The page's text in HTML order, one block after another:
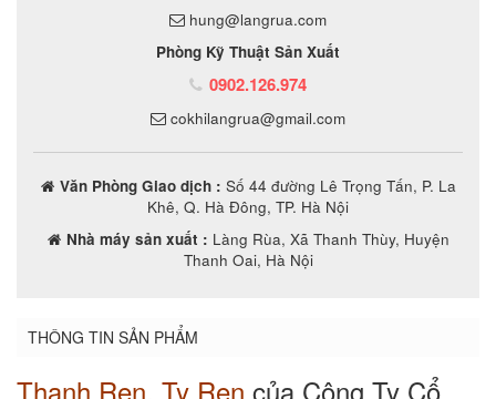
hung@langrua.com
Phòng Kỹ Thuật Sản Xuất
0902.126.974
cokhilangrua@gmail.com
Văn Phòng Giao dịch : Số 44 đường Lê Trọng Tấn, P. La
Khê, Q. Hà Đông, TP. Hà Nội
Nhà máy sản xuất : Làng Rùa, Xã Thanh Thùy, Huyện
Thanh Oai, Hà Nội
THÔNG TIN SẢN PHẨM
Thanh Ren, Ty Ren của Công Ty Cổ